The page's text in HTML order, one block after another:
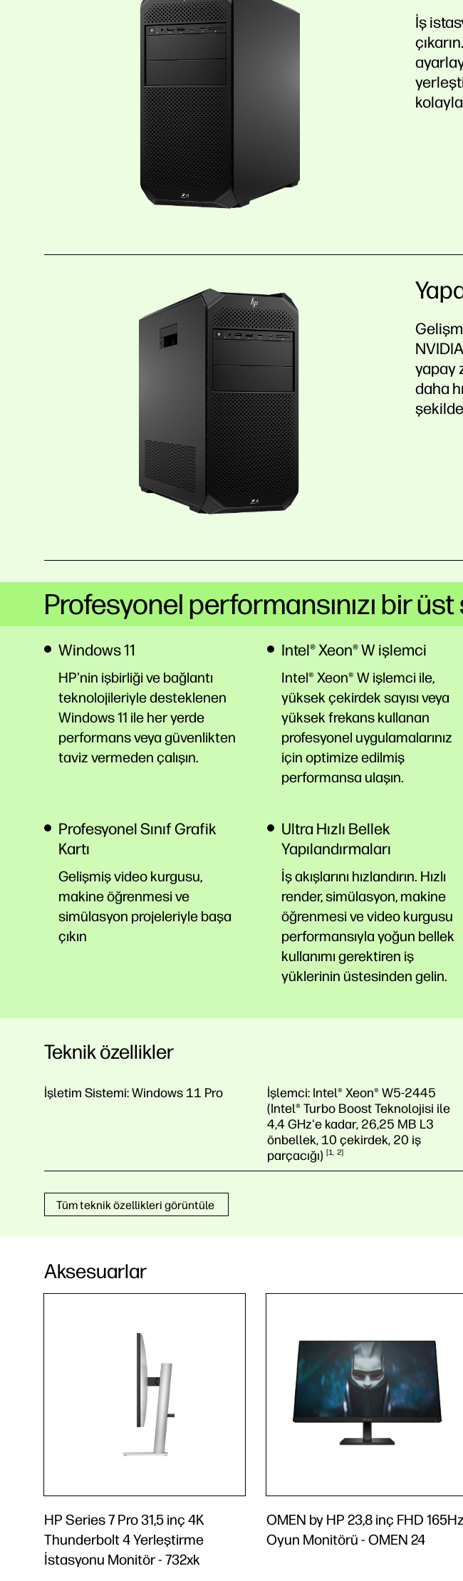
İş
yapay
daha
Profesyonel performansınızı bir üst
Windows 11
HP'nin işbirliği ve bağlantı
teknolojileriyle desteklenen
Windows 11 ile her yerde
performans veya güvenlikten
taviz vermeden çalışın.
Intel® Xeon® W işlemci
Intel® Xeon® W işlemci ile,
yüksek çekirdek sayısı veya
yüksek frekans kullanan
profesyonel uygulamalarınız
için optimize edilmiş
performansa ulaşın.
Profesyonel Sınıf Grafik
Kartı
Gelişmiş video kurgusu,
makine öğrenmesi ve
simülasyon projeleriyle başa
çıkın
Ultra Hızlı Bellek
Yapılandırmaları
İş akışlarını hızlandırın. Hızlı
render, simülasyon, makine
öğrenmesi ve video kurgusu
performansıyla yoğun bellek
kullanımı gerektiren iş
yüklerinin üstesinden gelin.
Teknik özellikler
İşletim Sistemi:Windows 11 Pro İşlemci: Intel® Xeon® W5-2445
(Intel® Turbo Boost Teknolojisi ile
4,4 GHz'e kadar, 26,25 MB L3
önbellek, 10 çekirdek, 20 iş
parçacığı) 1 2
Tüm teknik özellikleri görüntüle
Aksesuarlar
HP Series 7 Pro 31,5 inç 4K
Thunderbolt 4 Yerleştirme
İstasyonu Monitör - 732xk
OMEN by HP 23,8 inç FHD 165Hz
Oyun Monitörü - OMEN 24